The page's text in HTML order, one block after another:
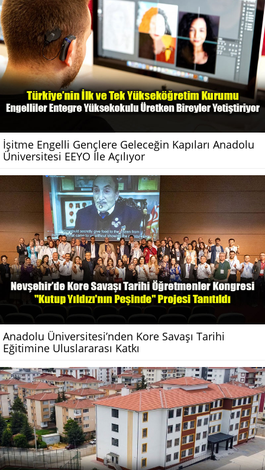
İşitme Engelli Gençlere Geleceğin Kapıları Anadolu
Üniversitesi EEYO İle Açılıyor
Anadolu Üniversitesi’nden Kore Savaşı Tarihi
Eğitimine Uluslararası Katkı